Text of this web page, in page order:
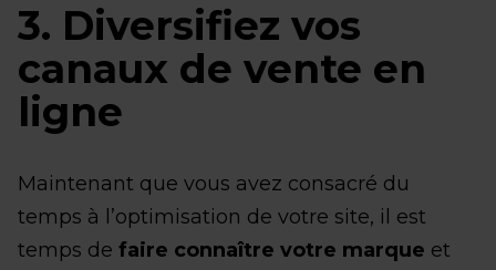
3. Diversifiez vos
canaux de vente en
ligne
Maintenant que vous avez consacré du
temps à l’optimisation de votre site, il est
temps de faire connaître votre marque et